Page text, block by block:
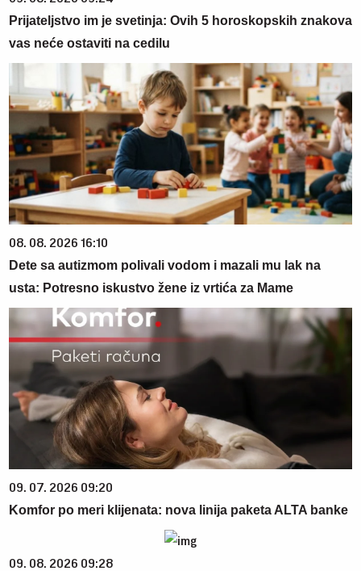
Prijateljstvo im je svetinja: Ovih 5 horoskopskih znakova
vas neće ostaviti na cedilu
08. 08. 2026 16:10
Dete sa autizmom polivali vodom i mazali mu lak na
usta: Potresno iskustvo žene iz vrtića za Mame
09. 07. 2026 09:20
Komfor po meri klijenata: nova linija paketa ALTA banke
09. 08. 2026 09:28